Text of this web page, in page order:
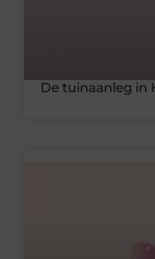
De tuinaanleg in